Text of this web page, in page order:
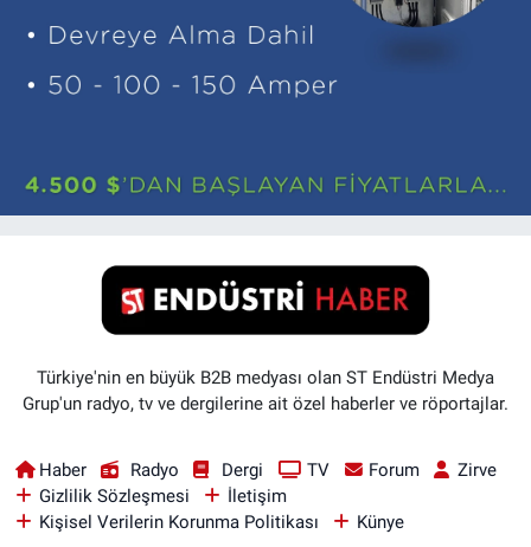
Türkiye'nin en büyük B2B medyası olan ST Endüstri Medya
Grup'un radyo, tv ve dergilerine ait özel haberler ve röportajlar.
Haber Radyo Dergi TV Forum
Zirve
Gizlilik Sözleşmesi
İletişim
Kişisel Verilerin Korunma Politikası
Künye